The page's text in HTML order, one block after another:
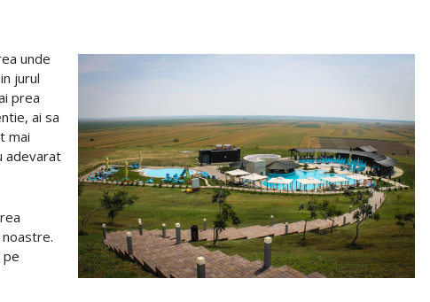
unde
jurul
prea
ai sa
mai
adevarat
pe